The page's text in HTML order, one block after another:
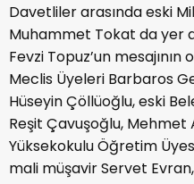
Davetliler arasında eski
Muhammet Tokat da yer
Fevzi Topuz’un
Meclis Üyeleri Barbaros
Hüseyin Çöllüoğlu, eski
Reşit Çavuşoğlu, Mehmet
Yüksekokulu Öğretim
mali müşavir Servet